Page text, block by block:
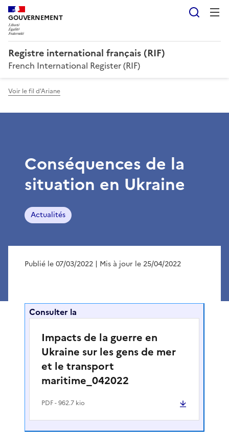
GOUVERNEMENT
Registre international français (RIF)
French International Register (RIF)
Voir le fil d'Ariane
Conséquences de la
situation en Ukraine
Actualités
Publié le 07/03/2022 | Mis à jour le 25/04/2022
Consulter la
Impacts de la guerre en
Ukraine sur les gens de mer
et le transport
maritime_042022
PDF- 962.7 kio